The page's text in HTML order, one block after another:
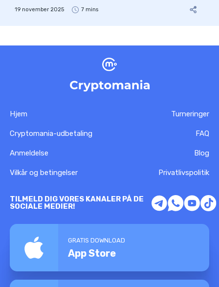
19 november 2025 7 mins
Hjem Turneringer
Cryptomania-udbetaling FAQ
Anmeldelse Blog
Vilkår og betingelser Privatlivspolitik
TILMELD DIG VORES KANALER PÅ DE
SOCIALE MEDIER!
GRATIS DOWNLOAD
App Store